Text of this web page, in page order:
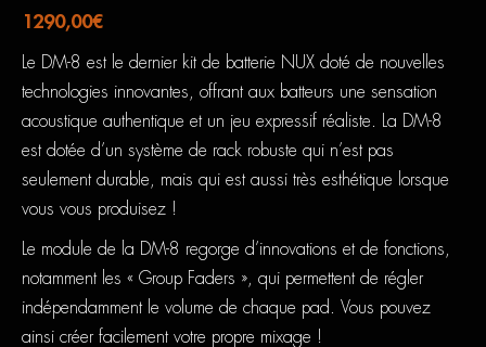
1290,00€
Le DM-8 est le dernier kit de batterie NUX doté de nouvelles
technologies innovantes, offrant aux batteurs une sensation
acoustique authentique et un jeu expressif réaliste. La DM-8
est dotée d’un système de rack robuste qui n’est pas
seulement durable, mais qui est aussi très esthétique lorsque
vous vous produisez !
Le module de la DM-8 regorge d’innovations et de fonctions,
notamment les « Group Faders », qui permettent de régler
indépendamment le volume de chaque pad. Vous pouvez
ainsi créer facilement votre propre mixage !